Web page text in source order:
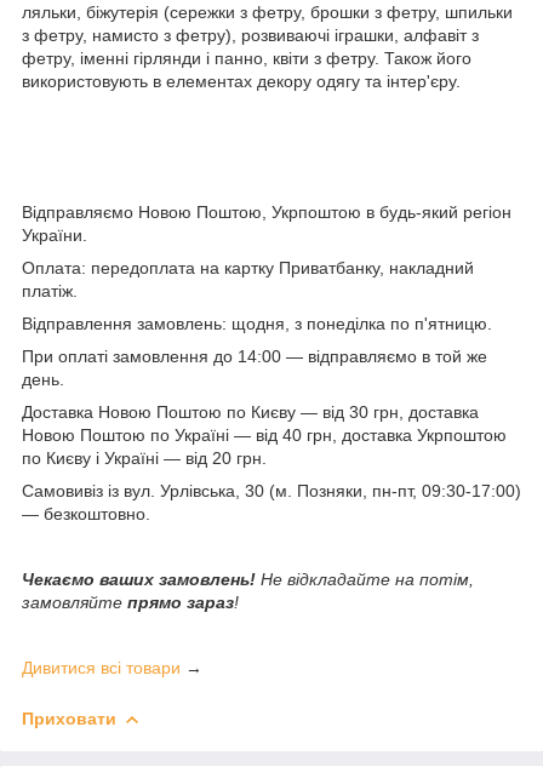
ляльки, біжутерія (сережки з фетру, брошки з фетру, шпильки
з фетру, намисто з фетру), розвиваючі іграшки, алфавіт з
фетру, іменні гірлянди і панно, квіти з фетру. Також його
використовують в елементах декору одягу та інтер'єру.
Відправляємо Новою Поштою, Укрпоштою в будь-який регіон
України.
Оплата: передоплата на картку Приватбанку, накладний
платіж.
Відправлення замовлень: щодня, з понеділка по п'ятницю.
При оплаті замовлення до 14:00 — відправляємо в той же
день.
Доставка Новою Поштою по Києву — від 30 грн, доставка
Новою Поштою по Україні — від 40 грн, доставка Укрпоштою
по Києву і Україні — від 20 грн.
Самовивіз із вул. Урлівська, 30 (м. Позняки, пн-пт, 09:30-17:00)
— безкоштовно.
Чекаємо ваших замовлень! Не відкладайте на потім,
замовляйте прямо зараз!
Дивитися всі товари →
Приховати